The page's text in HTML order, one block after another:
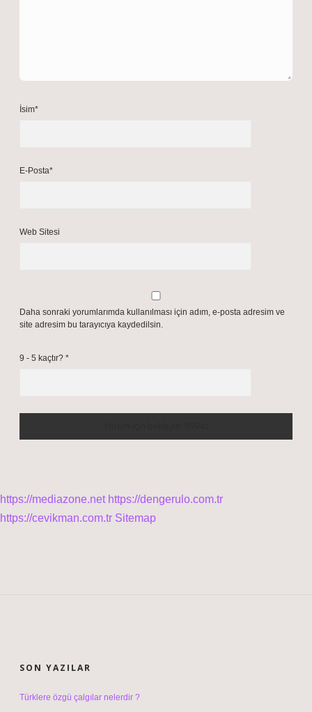
İsim*
E-Posta*
Web Sitesi
Daha sonraki yorumlarımda kullanılması için adım, e-posta adresim ve
site adresim bu tarayıcıya kaydedilsin.
9 - 5 kaçtır? *
https://mediazone.net https://dengerulo.com.tr
https://cevikman.com.tr Sitemap
SON YAZILAR
Türklere özgü çalgılar nelerdir ?